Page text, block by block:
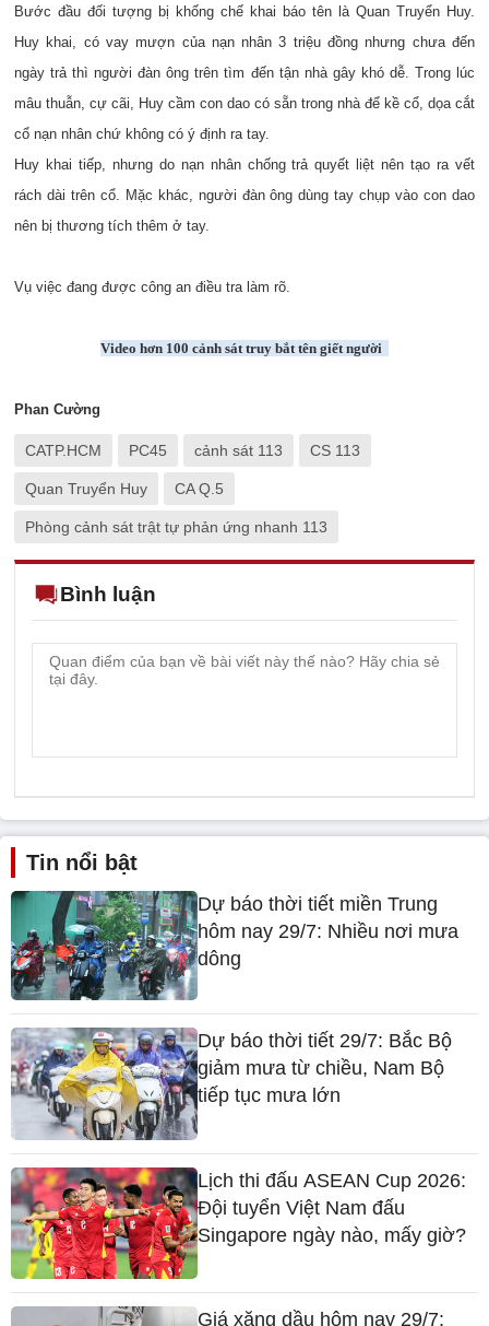
Bước đầu đối tượng bị khống chế khai báo tên là Quan Truyển Huy.
Huy khai, có vay mượn của nạn nhân 3 triệu đồng nhưng chưa đến
ngày trả thì người đàn ông trên tìm đến tận nhà gây khó dễ. Trong lúc
mâu thuẫn, cự cãi, Huy cầm con dao có sẵn trong nhà để kề cổ, dọa cắt
cổ nạn nhân chứ không có ý định ra tay.
Huy khai tiếp, nhưng do nạn nhân chống trả quyết liệt nên tạo ra vết
rách dài trên cổ. Mặc khác, người đàn ông dùng tay chụp vào con dao
nên bị thương tích thêm ở tay.
Vụ việc đang được công an điều tra làm rõ.
Video hơn 100 cảnh sát truy bắt tên giết người
Phan Cường
CATP.HCM PC45 cảnh sát 113 CS 113
Quan Truyển Huy CA Q.5
Phòng cảnh sát trật tự phản ứng nhanh 113
Bình luận
Tin nổi bật
Dự báo thời tiết miền Trung
hôm nay 29/7: Nhiều nơi mưa
dông
Dự báo thời tiết 29/7: Bắc Bộ
giảm mưa từ chiều, Nam Bộ
tiếp tục mưa lớn
Lịch thi đấu ASEAN Cup 2026:
Đội tuyển Việt Nam đấu
Singapore ngày nào, mấy giờ?
Giá xăng dầu hôm nay 29/7: